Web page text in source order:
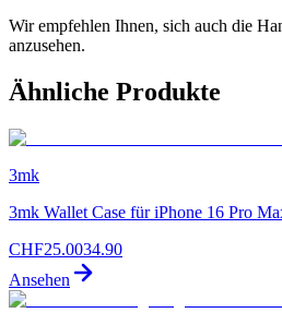
Wir empfehlen Ihnen, sich auch die
anzusehen.
Ähnliche Produkte
3mk
3mk Wallet Case für iPhone 16 Pro
CHF25.0034.90
Ansehen